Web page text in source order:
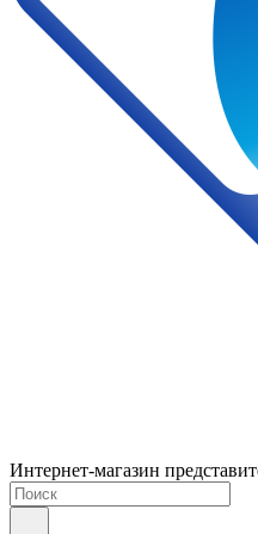
Интернет-магазин